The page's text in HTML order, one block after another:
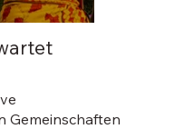
Gemeinschaften